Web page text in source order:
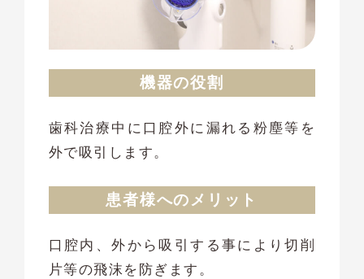
機器の役割
歯科治療中に口腔外に漏れる粉塵等を
外で吸引します。
患者様へのメリット
口腔内、外から吸引する事により切削
片等の飛沫を防ぎます。